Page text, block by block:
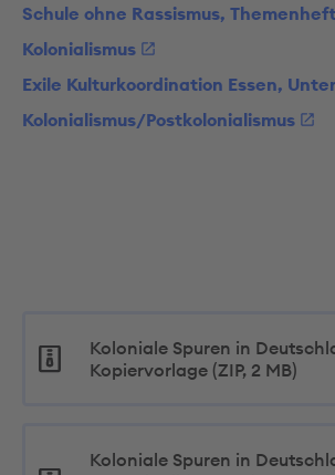
Schule ohne Rassismus, Themenheft
Kolonialismus
Exile Kulturkoordination Essen,
Kolonialismus/Postkolonialismus
Koloniale Spuren in
Kopiervorlage (ZIP, 2 MB)
Koloniale Spuren in